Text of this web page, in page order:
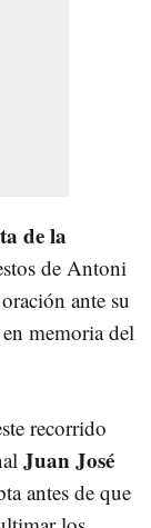
de la
de Antoni
ante su
memoria del
recorrido
Juan José
antes de que